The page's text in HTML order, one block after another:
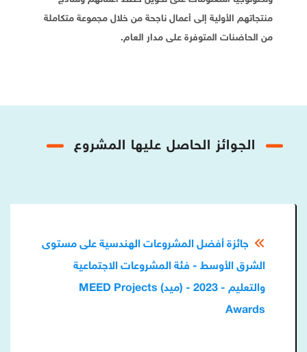
منتجاتهم الأولية إلى أعمال ناجحة من خلال مجموعة متكاملة
من الحاضنات المتوفرة على مدار العام.
الجوائز الحاصل عليها المشروع
جائزة أفضل المشروعات الهندسية على مستوى
الشرق الأوسط - فئة المشروعات الاجتماعية
والتعليم - 2023 - (ميد) MEED Projects
Awards